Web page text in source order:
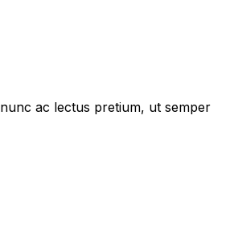
ac lectus pretium, ut semper